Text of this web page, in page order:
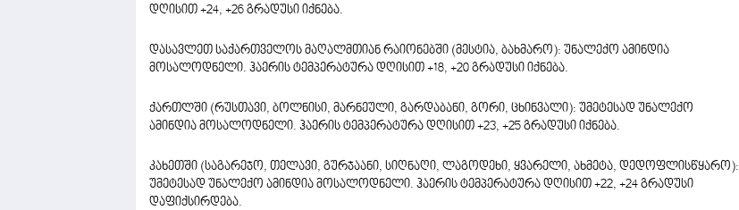
დღისით +24, +26 გრადუსი იქნება.
დასავლეთ საქართველოს მაღალმთიან რაიონებში (მესტია, ბახმარო): უნალექო ამინდია
მოსალოდნელი. ჰაერის ტემპერატურა დღისით +18, +20 გრადუსი იქნება.
ქართლში (რუსთავი, ბოლნისი, მარნეული, გარდაბანი, გორი, ცხინვალი): უმეტესად უნალექო
ამინდია მოსალოდნელი. ჰაერის ტემპერატურა დღისით +23, +25 გრადუსი იქნება.
კახეთში (საგარეჯო, თელავი, გურჯაანი, სიღნაღი, ლაგოდეხი, ყვარელი, ახმეტა, დედოფლისწყარო):
უმეტესად უნალექო ამინდია მოსალოდნელი. ჰაერის ტემპერატურა დღისით +22, +24 გრადუსი
დაფიქსირდება.